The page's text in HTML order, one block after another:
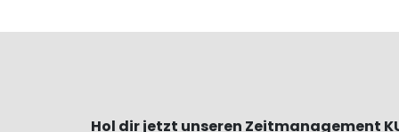
Hol dir jetzt unseren Zeitmanagement